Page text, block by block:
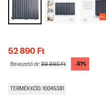
52 890 Ft
Bevezető ár:89 990 Ft -41%
TERMÉKKÓD: 10045381